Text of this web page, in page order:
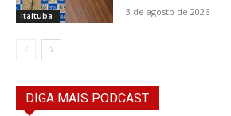
Itaituba 3 de agosto de 2026
DIGA MAIS PODCAST